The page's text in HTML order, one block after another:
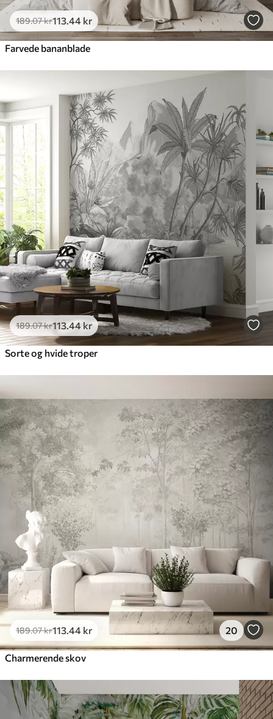
189.07kr113 .44 kr
Farvede bananblade
189.07kr113.44 kr
Sorte og hvide troper
189.07kr113 .44 kr 20
Charmerende skov